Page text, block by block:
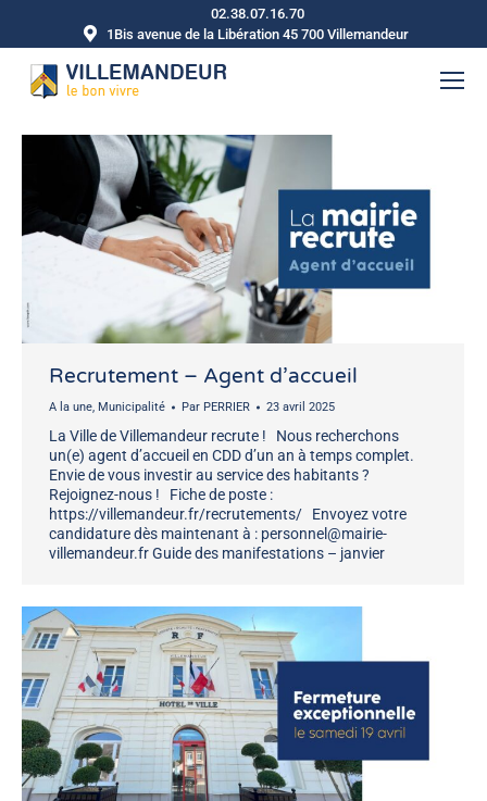
02.38.07.16.70
1Bis avenue de la Libération 45 700 Villemandeur
Recrutement – Agent d’accueil
A la une, Municipalité Par PERRIER 23 avril 2025
La Ville de Villemandeur recrute ! Nous recherchons
un(e) agent d’accueil en CDD d’un an à temps complet.
Envie de vous investir au service des habitants ?
Rejoignez-nous ! Fiche de poste :
https://villemandeur.fr/recrutements/ Envoyez votre
candidature dès maintenant à : personnel@mairie-
villemandeur.fr Guide des manifestations – janvier